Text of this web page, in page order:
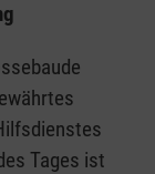
Tages ist